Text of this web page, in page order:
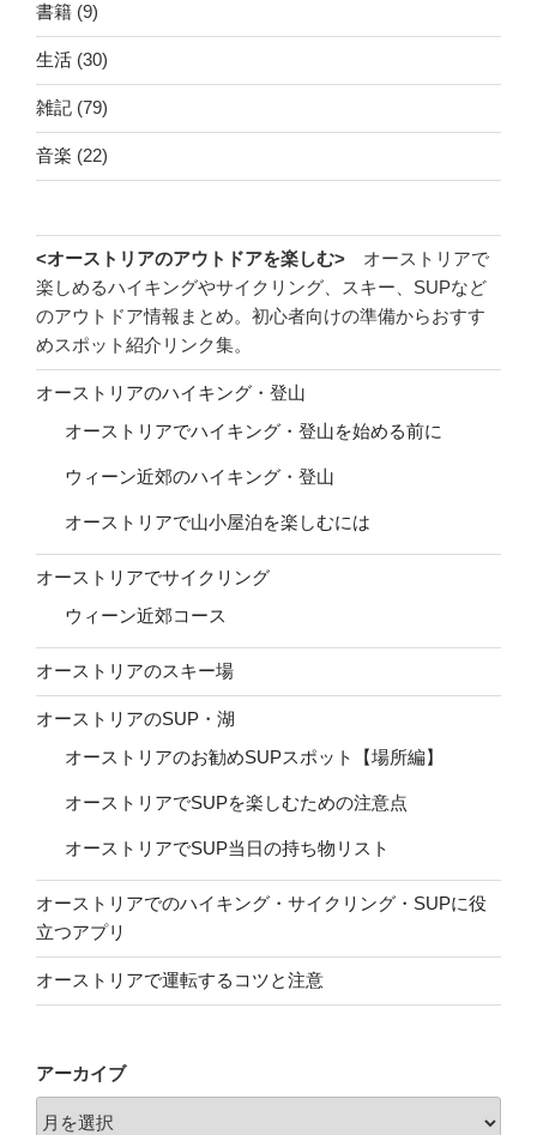
書籍 (9)
生活 (30)
雑記 (79)
音楽 (22)
<オーストリアのアウトドアを楽しむ> オーストリアで
楽しめるハイキングやサイクリング、スキー、SUPなど
のアウトドア情報まとめ。初心者向けの準備からおすす
めスポット紹介リンク集。
オーストリアのハイキング・登山
オーストリアでハイキング・登山を始める前に
ウィーン近郊のハイキング・登山
オーストリアで山小屋泊を楽しむには
オーストリアでサイクリング
ウィーン近郊コース
オーストリアのスキー場
オーストリアのSUP・湖
オーストリアのお勧めSUPスポット【場所編】
オーストリアでSUPを楽しむための注意点
オーストリアでSUP当日の持ち物リスト
オーストリアでのハイキング・サイクリング・SUPに役
立つアプリ
オーストリアで運転するコツと注意
アーカイブ